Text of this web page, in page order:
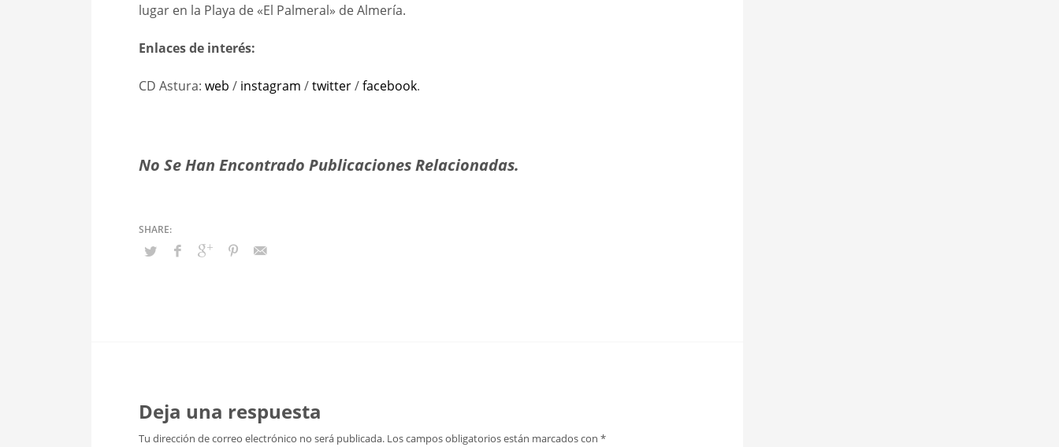
lugar en la Playa de «El Palmeral» de Almería.
Enlaces de interés:
CD Astura: web / instagram /twitter/facebook.
No Se Han Encontrado Publicaciones Relacionadas.
Deja una respuesta
Tu dirección de correo electrónico no será publicada. Los campos obligatorios están marcados con *